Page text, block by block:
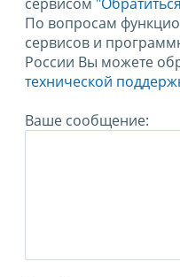
По вопросам
сервисов и
России Вы можете
технической
Ваше сообщение: